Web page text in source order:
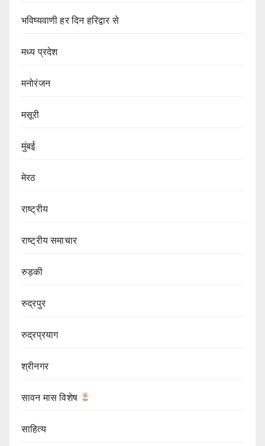
भविष्यवाणी हर दिन हरिद्वार से
मध्य प्रदेश
मनोरंजन
मसूरी
मुंबई
मेरठ
राष्ट्रीय
राष्ट्रीय समाचार
रुड़की
रुद्रपुर
रुद्रप्रयाग
श्रीनगर
सावन मास विशेष
साहित्य